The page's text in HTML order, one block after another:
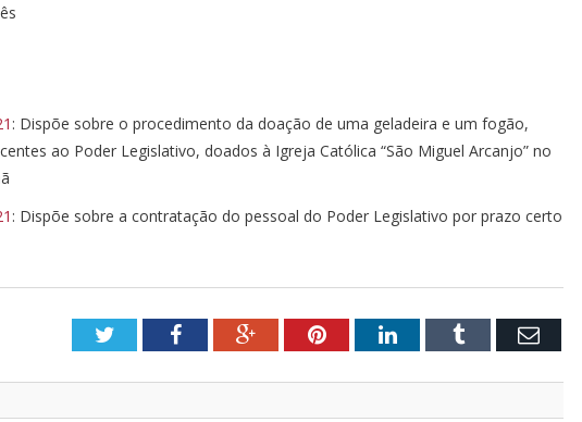
: Dispõe sobre o procedimento da doação de uma geladeira e um fogão,
ao Poder Legislativo, doados à Igreja Católica “São Miguel Arcanjo” no
: Dispõe sobre a contratação do pessoal do Poder Legislativo por prazo certo
TwitterFacebookGoogle+PinterestLinkedInTumblr Email